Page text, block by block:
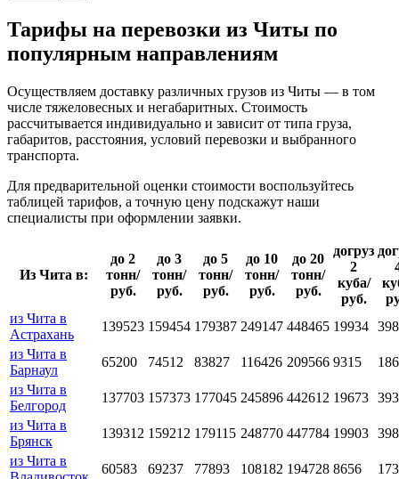
Тарифы на перевозки из Читы по
популярным направлениям
Осуществляем доставку различных грузов из Читы — в том
числе тяжеловесных и негабаритных. Стоимость
рассчитывается индивидуально и зависит от типа груза,
габаритов, расстояния, условий перевозки и выбранного
транспорта.
Для предварительной оценки стоимости воспользуйтесь
таблицей тарифов, а точную цену подскажут наши
специалисты при оформлении заявки.
Из Чита в:
до 2
тонн/
руб.
до 3
тонн/
руб.
до 5
тонн/
руб.
до 10
тонн/
руб.
до 20
тонн/
руб.
догруз
2
куба/
руб.
из Чита в
Астрахань
139523 159454 179387 249147 448465 19934
из Чита в
Барнаул
65200 74512 83827 116426 209566 9315
из Чита в
Белгород
137703 157373 177045 245896 442612 19673
из Чита в
Брянск
139312 159212 179115 248770 447784 19903
из Чита в
60583 69237 77893 108182 194728 8656